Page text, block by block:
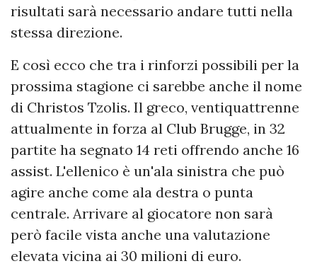
risultati sarà necessario andare tutti nella
stessa direzione.
E così ecco che tra i rinforzi possibili per la
prossima stagione ci sarebbe anche il nome
di Christos Tzolis. Il greco, ventiquattrenne
attualmente in forza al Club Brugge, in 32
partite ha segnato 14 reti offrendo anche 16
assist. L'ellenico è un'ala sinistra che può
agire anche come ala destra o punta
centrale. Arrivare al giocatore non sarà
però facile vista anche una valutazione
elevata vicina ai 30 milioni di euro.